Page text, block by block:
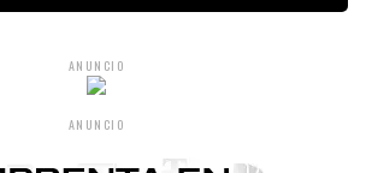
ANUNCIO
ANUNCIO